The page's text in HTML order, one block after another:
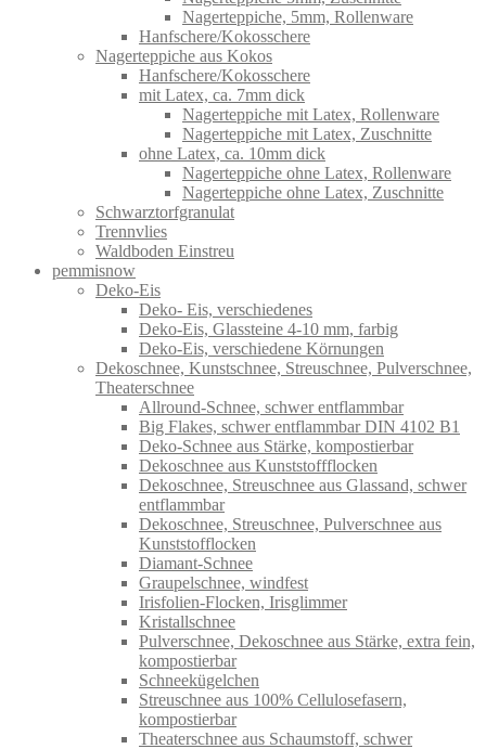
Nagerteppiche, 5mm, Rollenware
Hanfschere/Kokosschere
Nagerteppiche aus Kokos
Hanfschere/Kokosschere
mit Latex, ca. 7mm dick
Nagerteppiche mit Latex, Rollenware
Nagerteppiche mit Latex, Zuschnitte
ohne Latex, ca. 10mm dick
Nagerteppiche ohne Latex, Rollenware
Nagerteppiche ohne Latex, Zuschnitte
Schwarztorfgranulat
Trennvlies
Waldboden Einstreu
pemmisnow
Deko-Eis
Deko- Eis, verschiedenes
Deko-Eis, Glassteine 4-10 mm, farbig
Deko-Eis, verschiedene Körnungen
Dekoschnee, Kunstschnee, Streuschnee, Pulverschnee,
Theaterschnee
Allround-Schnee, schwer entflammbar
Big Flakes, schwer entflammbar DIN 4102 B1
Deko-Schnee aus Stärke, kompostierbar
Dekoschnee aus Kunststoffflocken
Dekoschnee, Streuschnee aus Glassand, schwer
entflammbar
Dekoschnee, Streuschnee, Pulverschnee aus
Kunststofflocken
Diamant-Schnee
Graupelschnee, windfest
Irisfolien-Flocken, Irisglimmer
Kristallschnee
Pulverschnee, Dekoschnee aus Stärke, extra fein,
kompostierbar
Schneekügelchen
Streuschnee aus 100% Cellulosefasern,
kompostierbar
Theaterschnee aus Schaumstoff, schwer